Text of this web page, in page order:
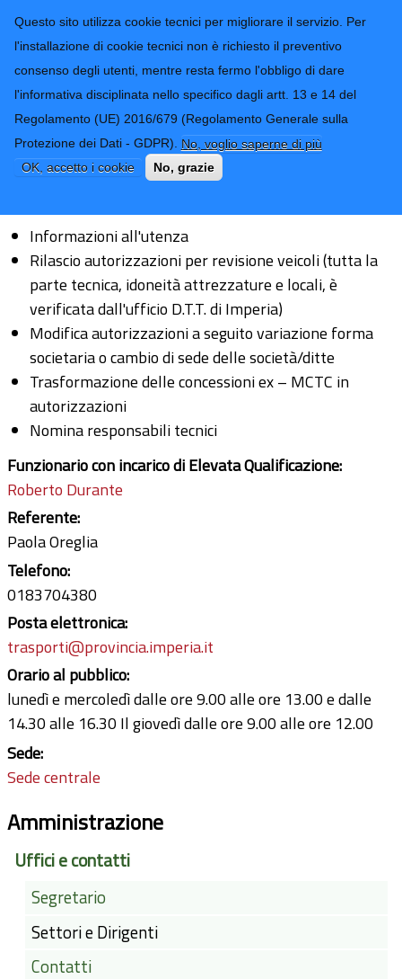
Questo sito utilizza cookie tecnici per migliorare il servizio. Per
l'installazione di cookie tecnici non è richiesto il preventivo
consenso degli utenti, mentre resta fermo l'obbligo di dare
l'informativa disciplinata nello specifico dagli artt. 13 e 14 del
Regolamento (UE) 2016/679 (Regolamento Generale sulla
Protezione dei Dati - GDPR). No, voglio saperne di più
OK, accetto i cookie
No, grazie
Provincia di
Imperia
CONTATTI-URP
TRASPARENZA
Form di ricerca
Trasporto conto proprio - Officine di
revisione - Noleggi con conducente
Informazioni all'utenza
Rilascio autorizzazioni per revisione veicoli (tutta la
parte tecnica, idoneità attrezzature e locali, è
verificata dall'ufficio D.T.T. di Imperia)
Modifica autorizzazioni a seguito variazione forma
societaria o cambio di sede delle società/ditte
Trasformazione delle concessioni ex – MCTC in
autorizzazioni
Nomina responsabili tecnici
Funzionario con incarico di Elevata Qualificazione:
Roberto Durante
Referente:
Paola Oreglia
Telefono:
0183704380
Posta elettronica:
trasporti@provincia.imperia.it
Orario al pubblico:
lunedì e mercoledì dalle ore 9.00 alle ore 13.00 e dalle
14.30 alle 16.30 Il giovedì dalle ore 9.00 alle ore 12.00
Sede:
Sede centrale
Amministrazione
Uffici e contatti
Segretario
Settori e Dirigenti
Contatti